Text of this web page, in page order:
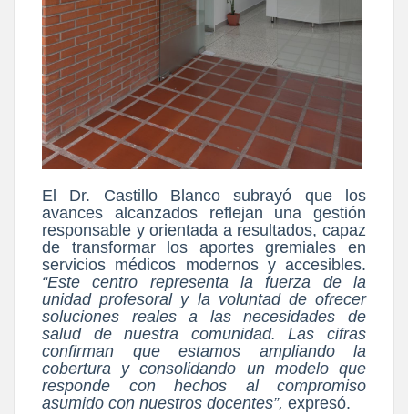
El Dr. Castillo Blanco subrayó que los
avances alcanzados reflejan una gestión
responsable y orientada a resultados, capaz
de transformar los aportes gremiales en
servicios médicos modernos y accesibles.
“Este centro representa la fuerza de la
unidad profesoral y la voluntad de ofrecer
soluciones reales a las necesidades de
salud de nuestra comunidad. Las cifras
confirman que estamos ampliando la
cobertura y consolidando un modelo que
responde con hechos al compromiso
asumido con nuestros docentes”, expresó.